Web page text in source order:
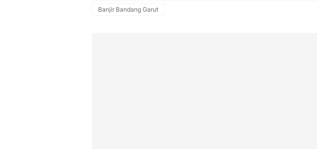
Banjir Bandang Garut